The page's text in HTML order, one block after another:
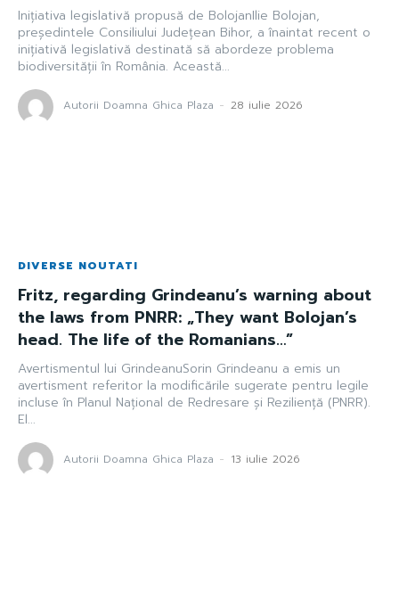
Inițiativa legislativă propusă de BolojanIlie Bolojan,
președintele Consiliului Județean Bihor, a înaintat recent o
inițiativă legislativă destinată să abordeze problema
biodiversității în România. Această...
Autorii Doamna Ghica Plaza - 28 iulie 2026
DIVERSE NOUTATI
Fritz, regarding Grindeanu’s warning about
the laws from PNRR: „They want Bolojan’s
head. The life of the Romanians…”
Avertismentul lui GrindeanuSorin Grindeanu a emis un
avertisment referitor la modificările sugerate pentru legile
incluse în Planul Național de Redresare și Reziliență (PNRR).
El...
Autorii Doamna Ghica Plaza - 13 iulie 2026